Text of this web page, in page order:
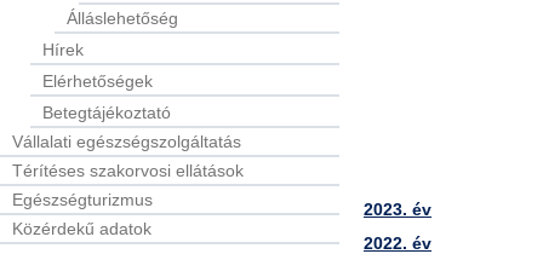
Álláslehetőség
Hírek
Elérhetőségek
Betegtájékoztató
Vállalati egészségszolgáltatás
Térítéses szakorvosi ellátások
Egészségturizmus
Közérdekű adatok
2023. év
2022. év